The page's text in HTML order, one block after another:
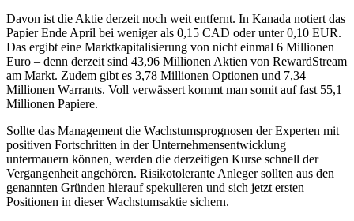
Davon ist die Aktie derzeit noch weit entfernt. In Kanada notiert das
Papier Ende April bei weniger als 0,15 CAD oder unter 0,10 EUR.
Das ergibt eine Marktkapitalisierung von nicht einmal 6 Millionen
Euro – denn derzeit sind 43,96 Millionen Aktien von RewardStream
am Markt. Zudem gibt es 3,78 Millionen Optionen und 7,34
Millionen Warrants. Voll verwässert kommt man somit auf fast 55,1
Millionen Papiere.
Sollte das Management die Wachstumsprognosen der Experten mit
positiven Fortschritten in der Unternehmensentwicklung
untermauern können, werden die derzeitigen Kurse schnell der
Vergangenheit angehören. Risikotolerante Anleger sollten aus den
genannten Gründen hierauf spekulieren und sich jetzt ersten
Positionen in dieser Wachstumsaktie sichern.